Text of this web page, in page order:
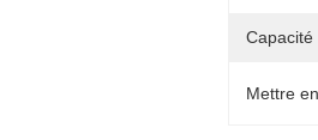
Capacité
Mettre